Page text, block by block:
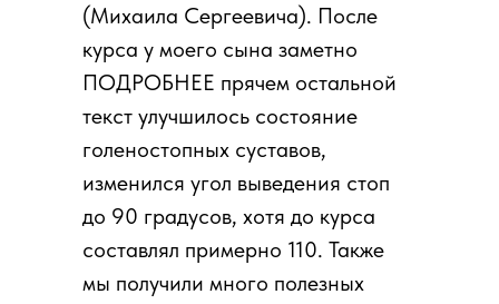
(Михаила Сергеевича). После
курса у моего сына заметно
ПОДРОБНЕЕ прячем остальной
текст улучшилось состояние
голеностопных суставов,
изменился угол выведения стоп
до 90 градусов, хотя до курса
составлял примерно 110. Также
мы получили много полезных